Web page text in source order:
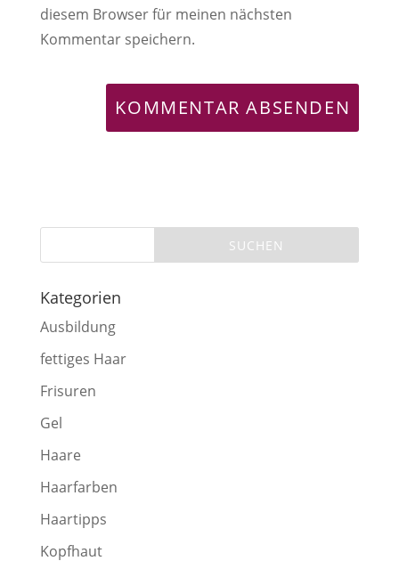
diesem Browser für meinen nächsten
Kommentar speichern.
Kategorien
Ausbildung
fettiges Haar
Frisuren
Gel
Haare
Haarfarben
Haartipps
Kopfhaut